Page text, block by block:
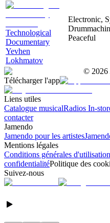
Technological
Documentary
Yevhen
Lokhmatov
Electronic,
Peaceful
© 2026
Télécharger l'app
Liens utiles
Catalogue musicalRadios In-
contacter
Jamendo
Jamendo pour les artistes
Mentions légales
Conditions générales d'utilisation
confidentialitéPolitique des
Suivez-nous